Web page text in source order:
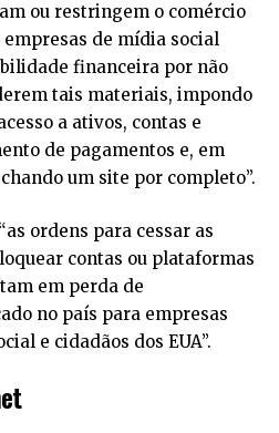
ou restringem o comércio
de mídia social
financeira por não
tais materiais, impondo
a ativos, contas e
de pagamentos e, em
um site por completo”.
ordens para cessar as
contas ou plataformas
em perda de
no país para empresas
e cidadãos dos EUA”.